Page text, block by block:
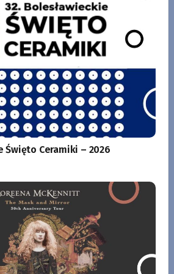
Święto Ceramiki – 2026